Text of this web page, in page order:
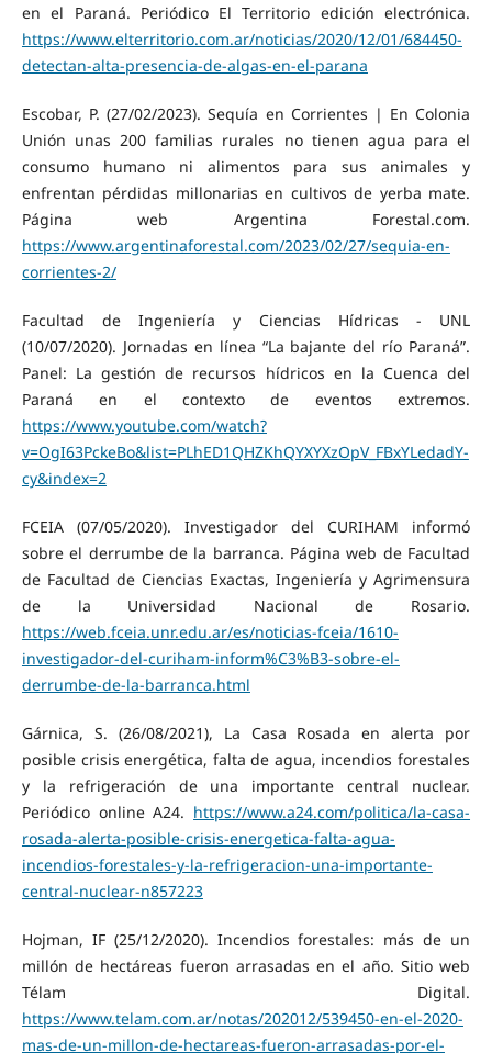
en el Paraná. Periódico El Territorio edición electrónica.
https://www.elterritorio.com.ar/noticias/2020/12/01/684450-
detectan-alta-presencia-de-algas-en-el-parana
Escobar, P. (27/02/2023). Sequía en Corrientes | En Colonia
Unión unas 200 familias rurales no tienen agua para el
consumo humano ni alimentos para sus animales y
enfrentan pérdidas millonarias en cultivos de yerba mate.
Página web Argentina Forestal.com.
https://www.argentinaforestal.com/2023/02/27/sequia-en-
corrientes-2/
Facultad de Ingeniería y Ciencias Hídricas - UNL
(10/07/2020). Jornadas en línea “La bajante del río Paraná”.
Panel: La gestión de recursos hídricos en la Cuenca del
Paraná en el contexto de eventos extremos.
https://www.youtube.com/watch?
v=OgI63PckeBo&list=PLhED1QHZKhQYXYXzOpV_FBxYLedadY-
cy&index=2
FCEIA (07/05/2020). Investigador del CURIHAM informó
sobre el derrumbe de la barranca. Página web de Facultad
de Facultad de Ciencias Exactas, Ingeniería y Agrimensura
de la Universidad Nacional de Rosario.
https://web.fceia.unr.edu.ar/es/noticias-fceia/1610-
investigador-del-curiham-inform%C3%B3-sobre-el-
derrumbe-de-la-barranca.html
Gárnica, S. (26/08/2021), La Casa Rosada en alerta por
posible crisis energética, falta de agua, incendios forestales
y la refrigeración de una importante central nuclear.
Periódico online A24. https://www.a24.com/politica/la-casa-
rosada-alerta-posible-crisis-energetica-falta-agua-
incendios-forestales-y-la-refrigeracion-una-importante-
central-nuclear-n857223
Hojman, IF (25/12/2020). Incendios forestales: más de un
millón de hectáreas fueron arrasadas en el año. Sitio web
Télam Digital.
https://www.telam.com.ar/notas/202012/539450-en-el-2020-
mas-de-un-millon-de-hectareas-fueron-arrasadas-por-el-